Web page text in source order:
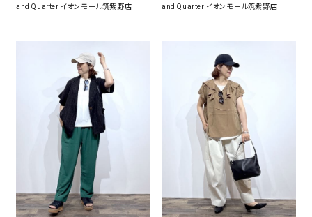
and Quarter イオンモール筑紫野店 and Quarter イオンモール筑紫野店